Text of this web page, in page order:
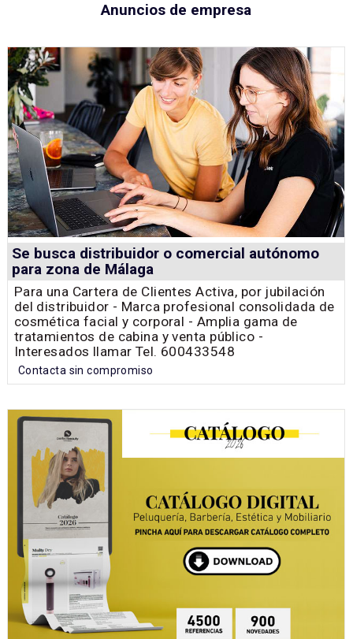
Anuncios de empresa
Se busca distribuidor o comercial autónomo
para zona de Málaga
Para una Cartera de Clientes Activa, por jubilación
del distribuidor - Marca profesional consolidada de
cosmética facial y corporal - Amplia gama de
tratamientos de cabina y venta público -
Interesados llamar Tel. 600433548
Contacta sin compromiso